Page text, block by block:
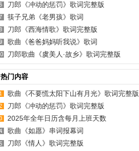
刀郎《冲动的惩罚》歌词完整版
筷子兄弟《老男孩》歌词
刀郎《西海情歌》歌词完整版
歌曲《爸爸妈妈听我说》歌词
刀郎歌曲《虞美人·故乡》歌词完整版
热门内容
歌曲《不要慌太阳下山有月光》歌词完整版
刀郎《冲动的惩罚》歌词完整版
2025年全年日历含每月上班天数
歌曲《如愿》串词报幕词
刀郎《情人》歌词完整版